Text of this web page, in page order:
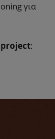
για
project: